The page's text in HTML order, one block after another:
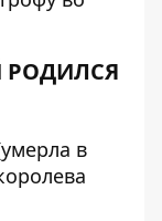
РОДИЛСЯ
в